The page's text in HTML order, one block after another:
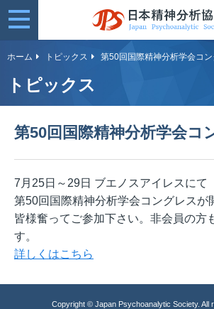
日本精神
ホーム トピックス 第50回国際精神分析学会コン
トピックス
第50回国際精神分析学会コ
7月25日～29日 ブエノスアイレスにて
第50回国際精神分析学会コングレスが
皆様奮ってご参加下さい。非会員の方
す。
詳しくはこちら
Copyright © Japan Psychoanalytic Society. All